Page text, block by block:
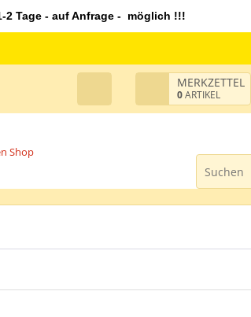
2 Tage - auf Anfrage - möglich !!!
MERKZETTEL
0ARTIKEL